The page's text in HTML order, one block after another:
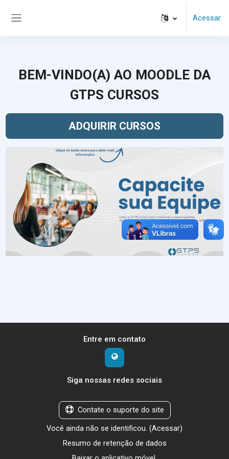
Acessar
BEM-VINDO(A) AO MOODLE DA
GTPS CURSOS
ADQUIRIR CURSOS
Entre em contato
Siga nossas redes sociais
Contate o suporte do site
Você ainda não se identificou. (Acessar)
Resumo de retenção de dados